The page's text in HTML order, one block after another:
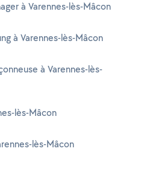
à Varennes-lès-Mâcon
à Varennes-lès-Mâcon
à Varennes-lès-
lès-Mâcon
lès-Mâcon